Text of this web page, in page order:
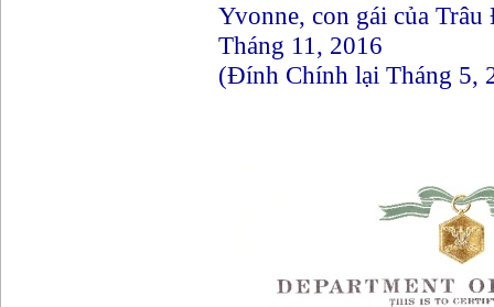
Yvonne, con gái của
Tháng 11, 2016
(Đính Chính lại Tháng 5,